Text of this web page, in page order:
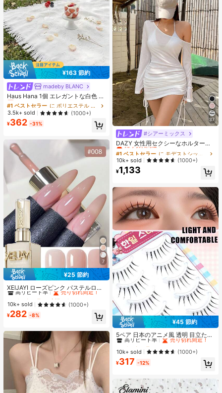
¥163 節約
madeby BLANC
Haus Hana 1個 エレガントな白色 ア
ウトドアキャンピングマット、ピク
ニックブランケット、ボヘミアンキ
ャンプラグ、ビーチタオル、家具カ
バー、多目的使用可能な両面ファブ
#1 ベストセラー
売り切れ間近！
#1 ベストセラー
売り切れ間近！
#1 ベストセラー
売り切れ間近！
#1 ベストセラー
に ポリエステル ピクニックマット
3.5k+ sold (1000+)
¥362 -31%
7
¥25 節約
XEIJAYI ローズピンク パステルロー
ズカラーシリーズ スウィート ジェン
トル ネイルポリッシュジェル プロフ
ェッショナル ネイルサロン用
#1 ベストセラー
光沢のある ジェルネイルポリッシュ
高リピート率
売り切れ間近！
#1 ベストセラー
光沢のある ジェルネイルポリッシュ
高リピート率
売り切れ間近！
#1 ベストセラー
光沢のある ジェルネイルポリッシュ
高リピート率
売り切れ間近！
#1 ベストセラー
売り切れ間近！
10k+ sold (1000+)
¥282 -8%
37
#シアーミックス
DAZY 女性用セクシーなホルターネ
ック リボン ストラップ ルーチェ シ
アー ビーチカバーアップ水着ラッ
プ、夏のY2Kロングスリーブ女性用
トップス オフショル
#1 ベストセラー
売り切れ間近！
#1 ベストセラー
売り切れ間近！
#1 ベストセラー
売り切れ間近！
#1 ベストセラー
10k+ sold (1000+)
¥1,133
¥45 節約
5ペア 日本のアニメ風 透明 目立たな
い つけまつげ、自然で優しい軽量な
フェイクまつげ、デート、旅行、持
ち運びに適しています
#1 ベストセラー
に スパイクマンガ つけまつげ
高リピート率
売り切れ間近！
#1 ベストセラー
に スパイクマンガ つけまつげ
高リピート率
売り切れ間近！
#1 ベストセラー
に スパイクマンガ つけまつげ
高リピート率
売り切れ間近！
#1 ベストセラー
売り切れ間近！
10k+ sold (1000+)
¥317 -12%